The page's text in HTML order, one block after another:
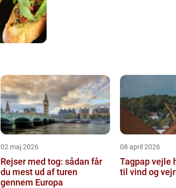
02 maj 2026
Rejser med tog: sådan får
du mest ud af turen
gennem Europa
08 april 2026
Tagpap vejle holdbare tage
til vind og vejr